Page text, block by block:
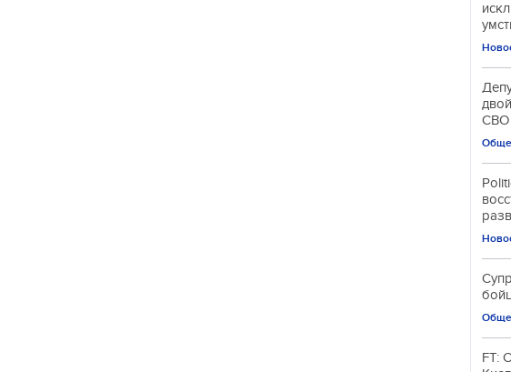
СВО
FT: